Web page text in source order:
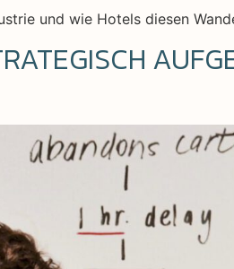
und wie Hotels diesen